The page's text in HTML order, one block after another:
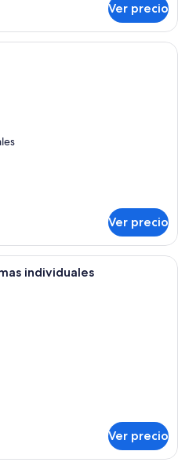
Ver precio
Habitación de hotel con sofá, mesa
Ver precio
Habitación de hotel con dos camas,
individuales
Ver precio